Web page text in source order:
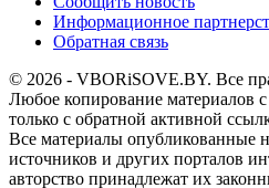
Информационное
Обратная связь
© 2026 - VBORiSOVE.BY. Все
Любое копирование материалов с
только с обратной активной
Все материалы опубликованные
источников и других порталов
авторство принадлежат их